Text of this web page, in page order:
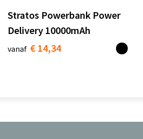
Stratos Powerbank Power
Delivery 10000mAh
vanaf € 14,34